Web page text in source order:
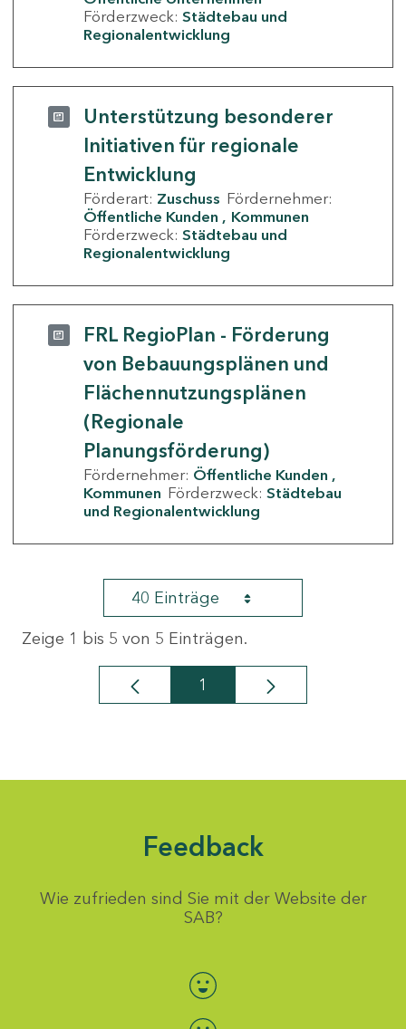
Förderzweck: Städtebau und
Regionalentwicklung
Unterstützung besonderer
Initiativen für regionale
Entwicklung
Förderart: Zuschuss Fördernehmer:
Öffentliche Kunden
Kommunen
Förderzweck: Städtebau und
Regionalentwicklung
FRL RegioPlan - Förderung
von Bebauungsplänen und
Flächennutzungsplänen
(Regionale
Planungsförderung)
Fördernehmer: Öffentliche Kunden
Kommunen Förderzweck: Städtebau
und Regionalentwicklung
40 Einträge
Zeige 1 bis 5 von 5 Einträgen.
Seite
1
Feedback
Wie zufrieden sind Sie mit der Website der
SAB?
Bewertung auswählen